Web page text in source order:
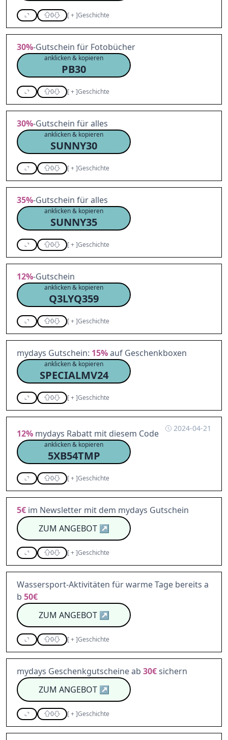
0 [+]Geschichte
30%-Gutschein für Fotobücher
anklicken & kopieren
PB30
0 [+]Geschichte
30%-Gutschein für alles
anklicken & kopieren
SUNNY30
0 [+]Geschichte
35%-Gutschein für alles
anklicken & kopieren
SUNNY35
0 [+]Geschichte
12%-Gutschein
anklicken & kopieren
Q3LYQ359
0 [+]Geschichte
mydays Gutschein: 15%auf Geschenkboxen
anklicken & kopieren
SPECIALMV24
0 [+]Geschichte
2024-04-21
12% mydays Rabatt mit diesem Code
anklicken & kopieren
5XB54TMP
0 [+]Geschichte
5€ im Newsletter mit dem mydays Gutschein
ZUM ANGEBOT↗
0 [+]Geschichte
Wassersport-Aktivitäten für warme Tage bereits a
b 50€
ZUM ANGEBOT↗
0 [+]Geschichte
mydays Geschenkgutscheine ab 30€sichern
ZUM ANGEBOT↗
0 [+]Geschichte